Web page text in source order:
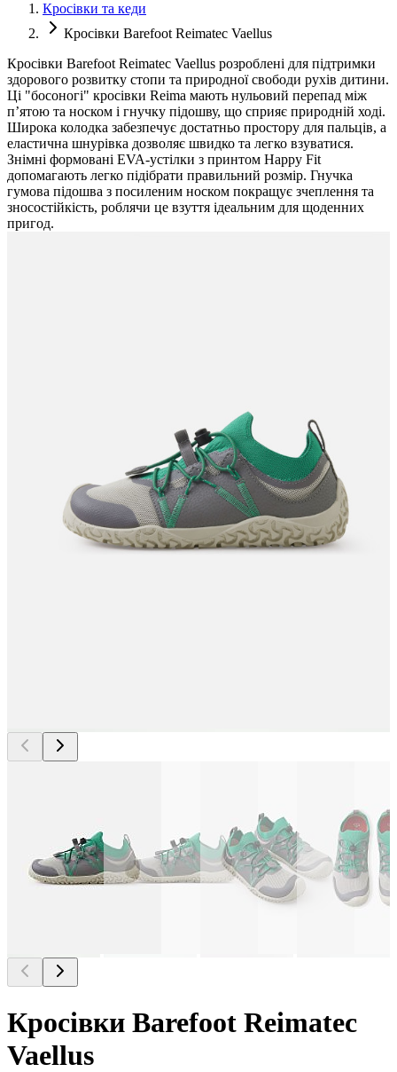
Кросівки та кеди
Кросівки Barefoot Reimatec Vaellus
Кросівки Barefoot Reimatec Vaellus розроблені для підтримки
здорового розвитку стопи та природної свободи рухів дитини.
Ці "босоногі" кросівки Reima мають нульовий перепад між
п’ятою та носком і гнучку підошву, що сприяє природній ході.
Широка колодка забезпечує достатньо простору для пальців, а
еластична шнурівка дозволяє швидко та легко взуватися.
Знімні формовані EVA-устілки з принтом Happy Fit
допомагають легко підібрати правильний розмір. Гнучка
гумова підошва з посиленим носком покращує зчеплення та
зносостійкість, роблячи це взуття ідеальним для щоденних
пригод.
Кросівки Barefoot Reimatec
Vaellus